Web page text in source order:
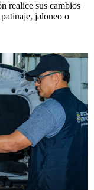
realice sus cambios
jaloneo o